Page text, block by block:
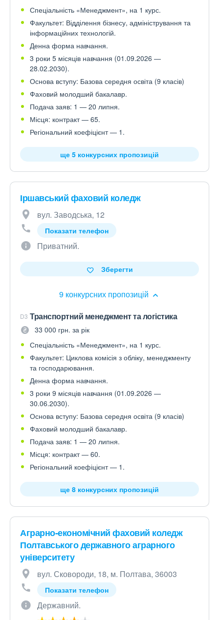
Спеціальність «Менеджмент», на 1 курс.
Факультет: Відділення бізнесу, адміністрування та
інформаційних технологій.
Денна форма навчання.
3 роки 5 місяців навчання (01.09.2026 —
28.02.2030).
Основа вступу: Базова середня освіта (9 класів)
Фаховий молодший бакалавр.
Подача заяв: 1 — 20 липня.
Місця: контракт — 65.
Регіональний коефіцієнт — 1.
ще 5 конкурсних пропозицій
Іршавський фаховий коледж
вул. Заводська, 12
Показати телефон
Приватний.
9 конкурсних пропозицій
Зберегти
D3 Транспортний менеджмент та логістика
33 000 грн. за рік
Спеціальність «Менеджмент», на 1 курс.
Факультет: Циклова комісія з обліку, менеджменту
та господарювання.
Денна форма навчання.
3 роки 9 місяців навчання (01.09.2026 —
30.06.2030).
Основа вступу: Базова середня освіта (9 класів)
Фаховий молодший бакалавр.
Подача заяв: 1 — 20 липня.
Місця: контракт — 60.
Регіональний коефіцієнт — 1.
ще 8 конкурсних пропозицій
Аграрно-економічний фаховий коледж
Полтавського державного аграрного
університету
вул. Сковороди, 18, м. Полтава, 36003
Показати телефон
Державний.